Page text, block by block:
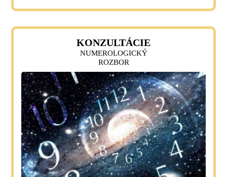
KONZULTÁCIE
NUMEROLOGICKÝ
ROZBOR